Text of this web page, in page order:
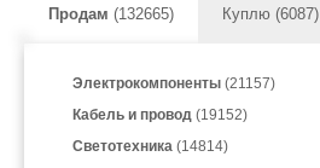
Продам (132665) Куплю (6087)
Электрокомпоненты (21157)
Кабель и провод (19152)
Светотехника (14814)